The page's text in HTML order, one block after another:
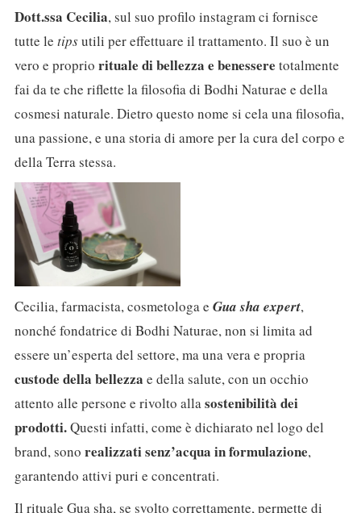
Dott.ssa Cecilia, sul suo profilo instagram ci fornisce
tutte le tipsutili per effettuare il trattamento. Il suo è un
vero e proprio rituale di bellezza e benessere totalmente
fai da te che riflette la filosofia di Bodhi Naturae e della
cosmesi naturale. Dietro questo nome si cela una filosofia,
una passione, e una storia di amore per la cura del corpo e
della Terra stessa.
Cecilia, farmacista, cosmetologa e Gua sha expert,
nonché fondatrice di Bodhi Naturae, non si limita ad
essere un’esperta del settore, ma una vera e propria
custode della bellezza e della salute, con un occhio
attento alle persone e rivolto allasostenibilità dei
prodotti.Questi infatti, come è dichiarato nel logo del
brand, sono realizzati senz’acqua in formulazione,
garantendo attivi puri e concentrati.
Il rituale Gua sha, se svolto correttamente, permette di